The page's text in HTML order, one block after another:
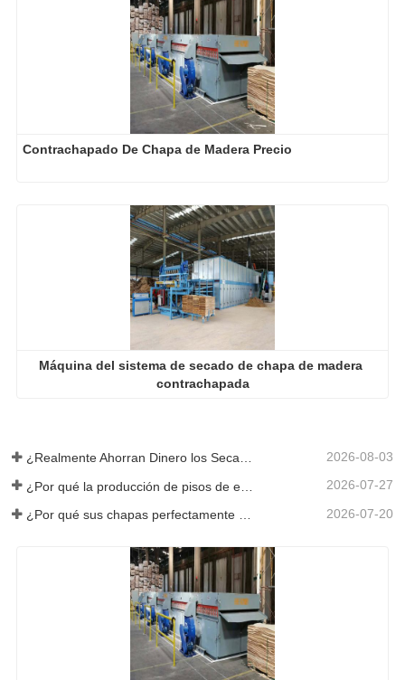
Contrachapado De Chapa de Madera Precio
Máquina del sistema de secado de chapa de madera
contrachapada
¿Realmente Ahorran Dinero los Secadores de Chapa Más Grandes? 2026-08-03
2026-07-27
2026-07-20